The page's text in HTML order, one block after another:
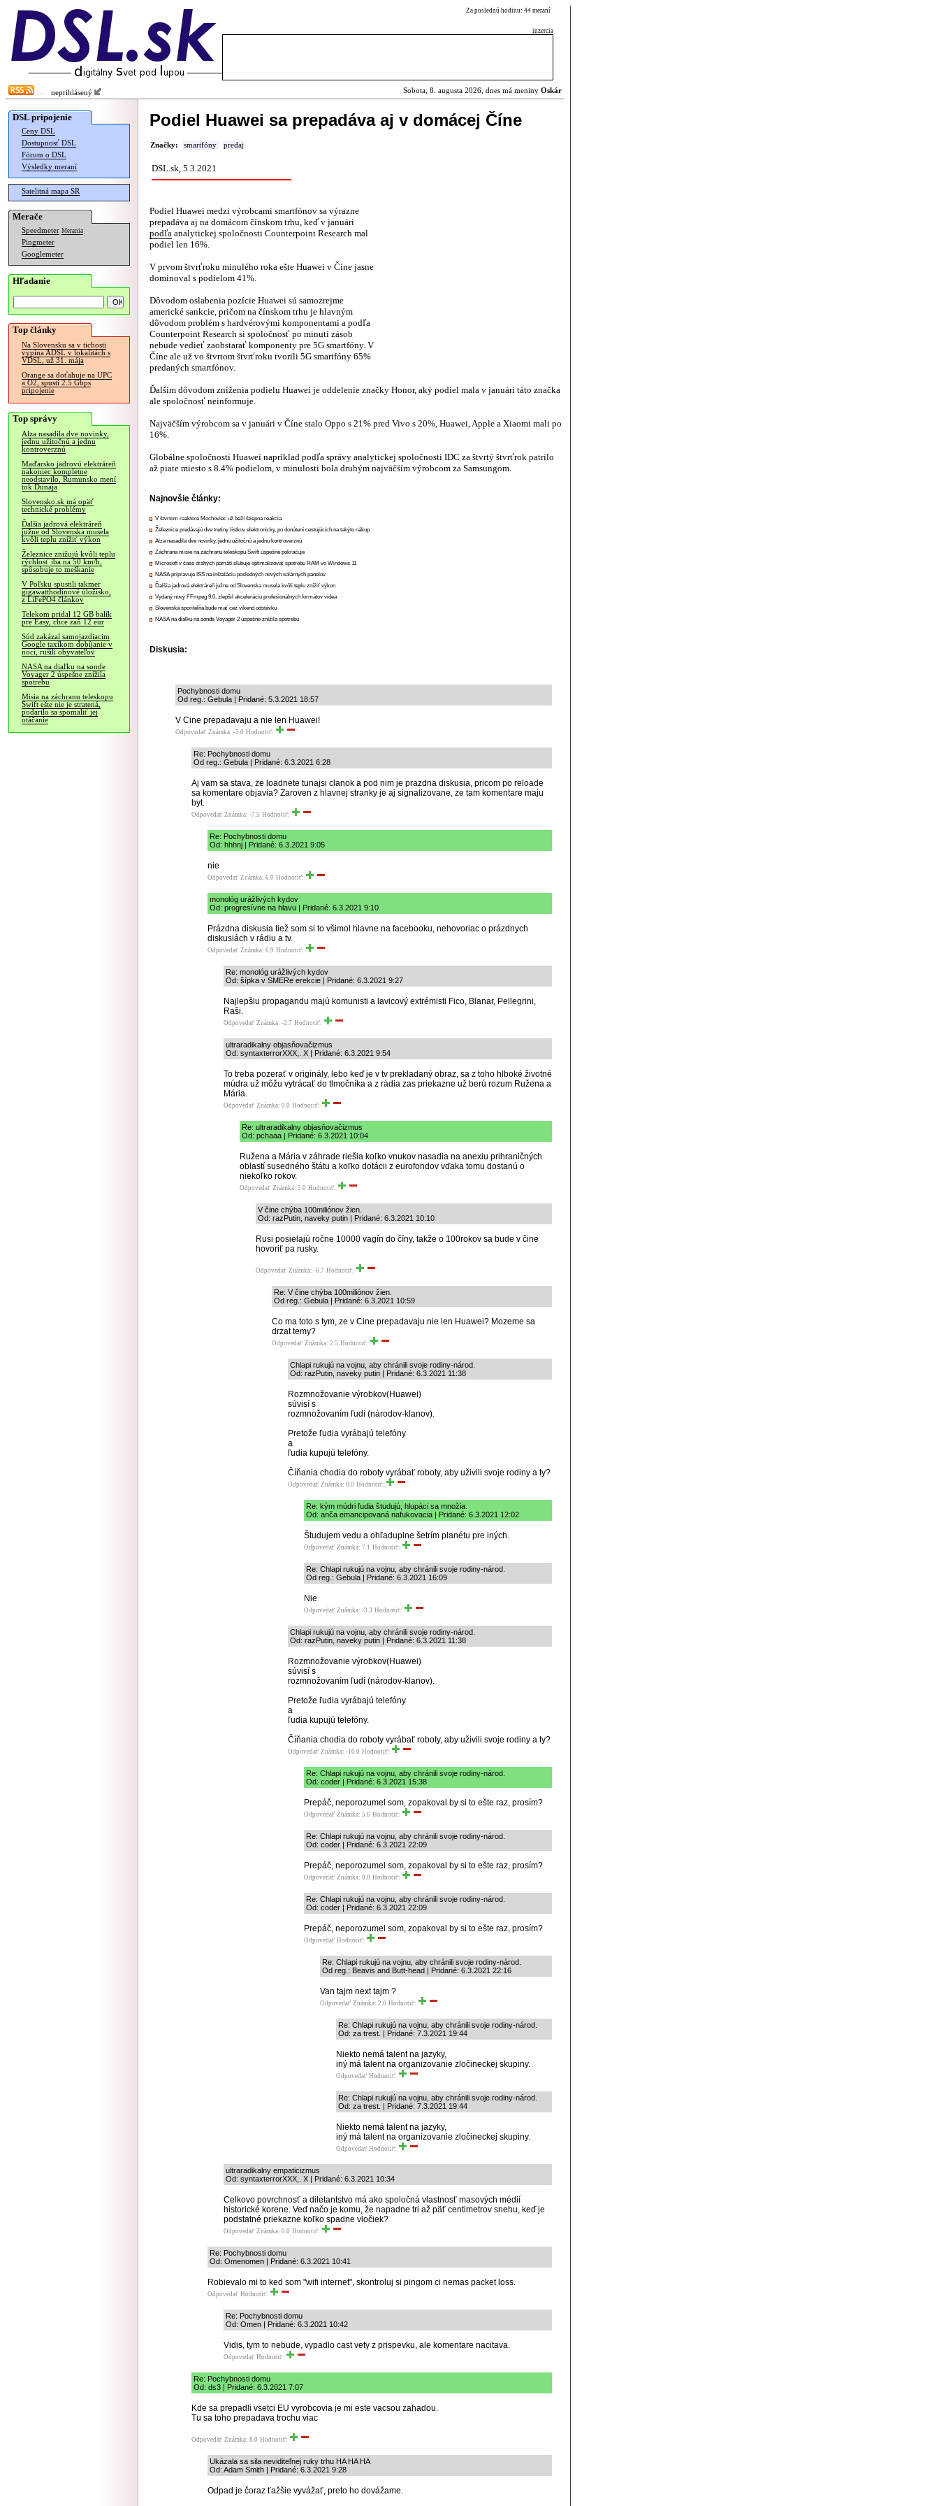
Za poslednú hodinu: 44 meraní
inzercia
neprihlásený Sobota, 8. augusta 2026, dnes má meniny Oskár
DSL pripojenie
Ceny DSL
Dostupnosť DSL
Fórum o DSL
Výsledky meraní
Satelitná mapa SR
Merače
Speedmeter Merania
Pingmeter
Googlemeter
Hľadanie
Top články
Na Slovensku sa v tichosti
vypína ADSL v lokalitách s
VDSL, už 31. mája
Orange sa doťahuje na UPC
a O2, spustí 2.5 Gbps
pripojenie
Top správy
Alza nasadila dve novinky,
jednu užitočnú a jednu
kontroverznú
Maďarsko jadrovú elektráreň
nakoniec kompletne
neodstavilo, Rumunsko mení
tok Dunaja
Slovensko.sk má opäť
technické problémy
Ďalšia jadrová elektráreň
južne od Slovenska musela
kvôli teplu znížiť výkon
Železnice znižujú kvôli teplu
rýchlosť iba na 50 km/h,
spôsobuje to meškanie
V Poľsku spustili takmer
gigawatthodinové úložisko,
z LiFePO4 článkov
Telekom pridal 12 GB balík
pre Easy, chce zaň 12 eur
Súd zakázal samojazdiacim
Google taxíkom dobíjanie v
noci, rušili obyvateľov
NASA na diaľku na sonde
Voyager 2 úspešne znížila
spotrebu
Misia na záchranu teleskopu
Swift ešte nie je stratená,
podarilo sa spomaliť jej
otáčanie
Podiel Huawei sa prepadáva aj v domácej Číne
Značky: smartfóny predaj
DSL.sk, 5.3.2021
Podiel Huawei medzi výrobcami smartfónov sa výrazne
prepadáva aj na domácom čínskom trhu, keď v januári
podľa analytickej spoločnosti Counterpoint Research mal
podiel len 16%.
V prvom štvrťroku minulého roka ešte Huawei v Číne jasne
dominoval s podielom 41%.
Dôvodom oslabenia pozície Huawei sú samozrejme
americké sankcie, pričom na čínskom trhu je hlavným
dôvodom problém s hardvérovými komponentami a podľa
Counterpoint Research si spoločnosť po minutí zásob
nebude vedieť zaobstarať komponenty pre 5G smartfóny. V
Číne ale už vo štvrtom štvrťroku tvorili 5G smartfóny 65%
predaných smartfónov.
Ďalším dôvodom zníženia podielu Huawei je oddelenie značky Honor, aký podiel mala v januári táto značka
ale spoločnosť neinformuje.
Najväčším výrobcom sa v januári v Číne stalo Oppo s 21% pred Vivo s 20%, Huawei, Apple a Xiaomi mali po
16%.
Globálne spoločnosti Huawei napríklad podľa správy analytickej spoločnosti IDC za štvrtý štvrťrok patrilo
až piate miesto s 8.4% podielom, v minulosti bola druhým najväčším výrobcom za Samsungom.
Najnovšie články:
V štvrtom reaktore Mochoviec už beží štiepna reakcia
Železnice predávajú dve tretiny lístkov elektronicky, po donútení cestujúcich na takýto nákup
Alza nasadila dve novinky, jednu užitočnú a jednu kontroverznú
Záchrana misie na záchranu teleskopu Swift úspešne pokračuje
Microsoft v čase drahých pamätí sľubuje optimalizovať spotrebu RAM vo Windows 11
NASA pripravuje ISS na inštaláciu posledných nových solárnych panelov
Ďalšia jadrová elektráreň južne od Slovenska musela kvôli teplu znížiť výkon
Vydaný nový FFmpeg 9.0, zlepšil akceleráciu profesionálnych formátov videa
Slovenská sporiteľňa bude mať cez víkend odstávku
NASA na diaľku na sonde Voyager 2 úspešne znížila spotrebu
Diskusia:
Pochybnosti domu
Od reg.: Gebula | Pridané: 5.3.2021 18:57
V Cine prepadavaju a nie len Huawei!
Odpovedať Známka: -5.0 Hodnotiť:
Re: Pochybnosti domu
Od reg.: Gebula | Pridané: 6.3.2021 6:28
Aj vam sa stava, ze loadnete tunajsi clanok a pod nim je prazdna diskusia, pricom po reloade
sa komentare objavia? Zaroven z hlavnej stranky je aj signalizovane, ze tam komentare maju
byt.
Odpovedať Známka: -7.5 Hodnotiť:
Re: Pochybnosti domu
Od: hhhnj | Pridané: 6.3.2021 9:05
nie
Odpovedať Známka: 6.0 Hodnotiť:
monológ urážlivých kydov
Od: progresívne na hlavu | Pridané: 6.3.2021 9:10
Prázdna diskusia tiež som si to všimol hlavne na facebooku, nehovoriac o prázdnych
diskusiách v rádiu a tv.
Odpovedať Známka: 6.9 Hodnotiť:
Re: monológ urážlivých kydov
Od: šípka v SMERe erekcie | Pridané: 6.3.2021 9:27
Najlepšiu propagandu majú komunisti a lavicový extrémisti Fico, Blanar, Pellegrini,
Raši.
Odpovedať Známka: -2.7 Hodnotiť:
ultraradikalny objasňovačizmus
Od: syntaxterrorXXX,. X | Pridané: 6.3.2021 9:54
To treba pozerať v originály, lebo keď je v tv prekladaný obraz, sa z toho hlboké životné
múdra už môžu vytrácať do tlmočníka a z rádia zas priekazne už berú rozum Ružena a
Mária.
Odpovedať Známka: 0.0 Hodnotiť:
Re: ultraradikalny objasňovačizmus
Od: pchaaa | Pridané: 6.3.2021 10:04
Ružena a Mária v záhrade riešia koľko vnukov nasadia na anexiu prihraničných
oblastí susedného štátu a koľko dotácii z eurofondov vďaka tomu dostanú o
niekoľko rokov.
Odpovedať Známka: 5.0 Hodnotiť:
V čine chýba 100miliónov žien.
Od: razPutin, naveky putin | Pridané: 6.3.2021 10:10
Rusi posielajú ročne 10000 vagín do číny, takže o 100rokov sa bude v čine
hovoriť pa rusky.
Odpovedať Známka: -6.7 Hodnotiť:
Re: V čine chýba 100miliónov žien.
Od reg.: Gebula | Pridané: 6.3.2021 10:59
Co ma toto s tym, ze v Cine prepadavaju nie len Huawei? Mozeme sa
drzat temy?
Odpovedať Známka: 2.5 Hodnotiť:
Chlapi rukujú na vojnu, aby chránili svoje rodiny-národ.
Od: razPutin, naveky putin | Pridané: 6.3.2021 11:38
Rozmnožovanie výrobkov(Huawei)
súvisí s
rozmnožovaním ľudí (národov-klanov).
Pretože ľudia vyrábajú telefóny
a
ľudia kupujú telefóny.
Číňania chodia do roboty vyrábať roboty, aby uživili svoje rodiny a ty?
Odpovedať Známka: 0.0 Hodnotiť:
Re: kým múdri ľudia študujú, hlupáci sa množia.
Od: anča emancipovaná nafukovacia | Pridané: 6.3.2021 12:02
Študujem vedu a ohľaduplne šetrím planétu pre iných.
Odpovedať Známka: 7.1 Hodnotiť:
Re: Chlapi rukujú na vojnu, aby chránili svoje rodiny-národ.
Od reg.: Gebula | Pridané: 6.3.2021 16:09
Nie
Odpovedať Známka: -3.3 Hodnotiť:
Chlapi rukujú na vojnu, aby chránili svoje rodiny-národ.
Od: razPutin, naveky putin | Pridané: 6.3.2021 11:38
Rozmnožovanie výrobkov(Huawei)
súvisí s
rozmnožovaním ľudí (národov-klanov).
Pretože ľudia vyrábajú telefóny
a
ľudia kupujú telefóny.
Číňania chodia do roboty vyrábať roboty, aby uživili svoje rodiny a ty?
Odpovedať Známka: -10.0 Hodnotiť:
Re: Chlapi rukujú na vojnu, aby chránili svoje rodiny-národ.
Od: coder | Pridané: 6.3.2021 15:38
Prepáč, neporozumel som, zopakoval by si to ešte raz, prosím?
Odpovedať Známka: 5.6 Hodnotiť:
Re: Chlapi rukujú na vojnu, aby chránili svoje rodiny-národ.
Od: coder | Pridané: 6.3.2021 22:09
Prepáč, neporozumel som, zopakoval by si to ešte raz, prosím?
Odpovedať Známka: 0.0 Hodnotiť:
Re: Chlapi rukujú na vojnu, aby chránili svoje rodiny-národ.
Od: coder | Pridané: 6.3.2021 22:09
Prepáč, neporozumel som, zopakoval by si to ešte raz, prosím?
Odpovedať Hodnotiť:
Re: Chlapi rukujú na vojnu, aby chránili svoje rodiny-národ.
Od reg.: Beavis and Butt-head | Pridané: 6.3.2021 22:16
Van tajm next tajm ?
Odpovedať Známka: 2.0 Hodnotiť:
Re: Chlapi rukujú na vojnu, aby chránili svoje rodiny-národ.
Od: za trest. | Pridané: 7.3.2021 19:44
Niekto nemá talent na jazyky,
iný má talent na organizovanie zločineckej skupiny.
Odpovedať Hodnotiť:
Re: Chlapi rukujú na vojnu, aby chránili svoje rodiny-národ.
Od: za trest. | Pridané: 7.3.2021 19:44
Niekto nemá talent na jazyky,
iný má talent na organizovanie zločineckej skupiny.
Odpovedať Hodnotiť:
ultraradikalny empaticizmus
Od: syntaxterrorXXX,. X | Pridané: 6.3.2021 10:34
Celkovo povrchnosť a diletantstvo má ako spoločná vlastnosť masových médií
historické korene. Veď načo je komu, že napadne tri až päť centimetrov snehu, keď je
podstatné priekazne koľko spadne vločiek?
Odpovedať Známka: 0.0 Hodnotiť:
Re: Pochybnosti domu
Od: Omenomen | Pridané: 6.3.2021 10:41
Robievalo mi to ked som "wifi internet", skontroluj si pingom ci nemas packet loss.
Odpovedať Hodnotiť:
Re: Pochybnosti domu
Od: Omen | Pridané: 6.3.2021 10:42
Vidis, tym to nebude, vypadlo cast vety z prispevku, ale komentare nacitava.
Odpovedať Hodnotiť:
Re: Pochybnosti domu
Od: ds3 | Pridané: 6.3.2021 7:07
Kde sa prepadli vsetci EU vyrobcovia je mi este vacsou zahadou.
Tu sa toho prepadava trochu viac
Odpovedať Známka: 8.0 Hodnotiť:
Ukázala sa sila neviditeľnej ruky trhu HA HA HA
Od: Adam Smith | Pridané: 6.3.2021 9:28
Odpad je čoraz ťažšie vyvážať, preto ho dovážame.